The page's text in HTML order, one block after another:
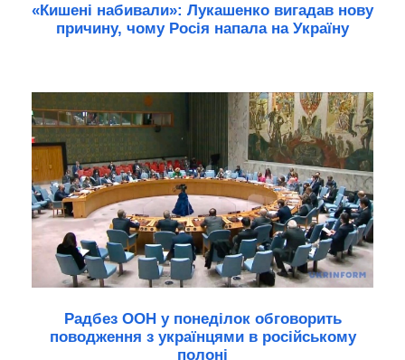
«Кишені набивали»: Лукашенко вигадав нову
причину, чому Росія напала на Україну
Радбез ООН у понеділок обговорить
поводження з українцями в російському
полоні